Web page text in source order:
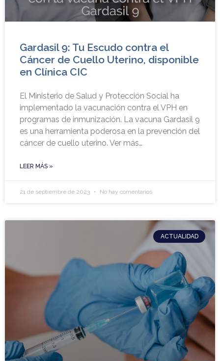
Gardasil 9: Tu Escudo contra el
Cáncer de Cuello Uterino, disponible
en Clínica CIC
El Ministerio de Salud y Protección Social ha
implementado la vacunación contra el VPH en
programas de inmunización. La vacuna Gardasil 9
es una herramienta poderosa en la prevención del
cáncer de cuello uterino. Ver más…
LEER MÁS »
21 de septiembre de 2023 No hay comentarios
ACTUALIDAD